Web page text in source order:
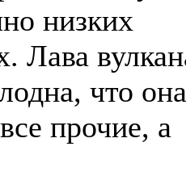
низких
Лава
что
прочие, а